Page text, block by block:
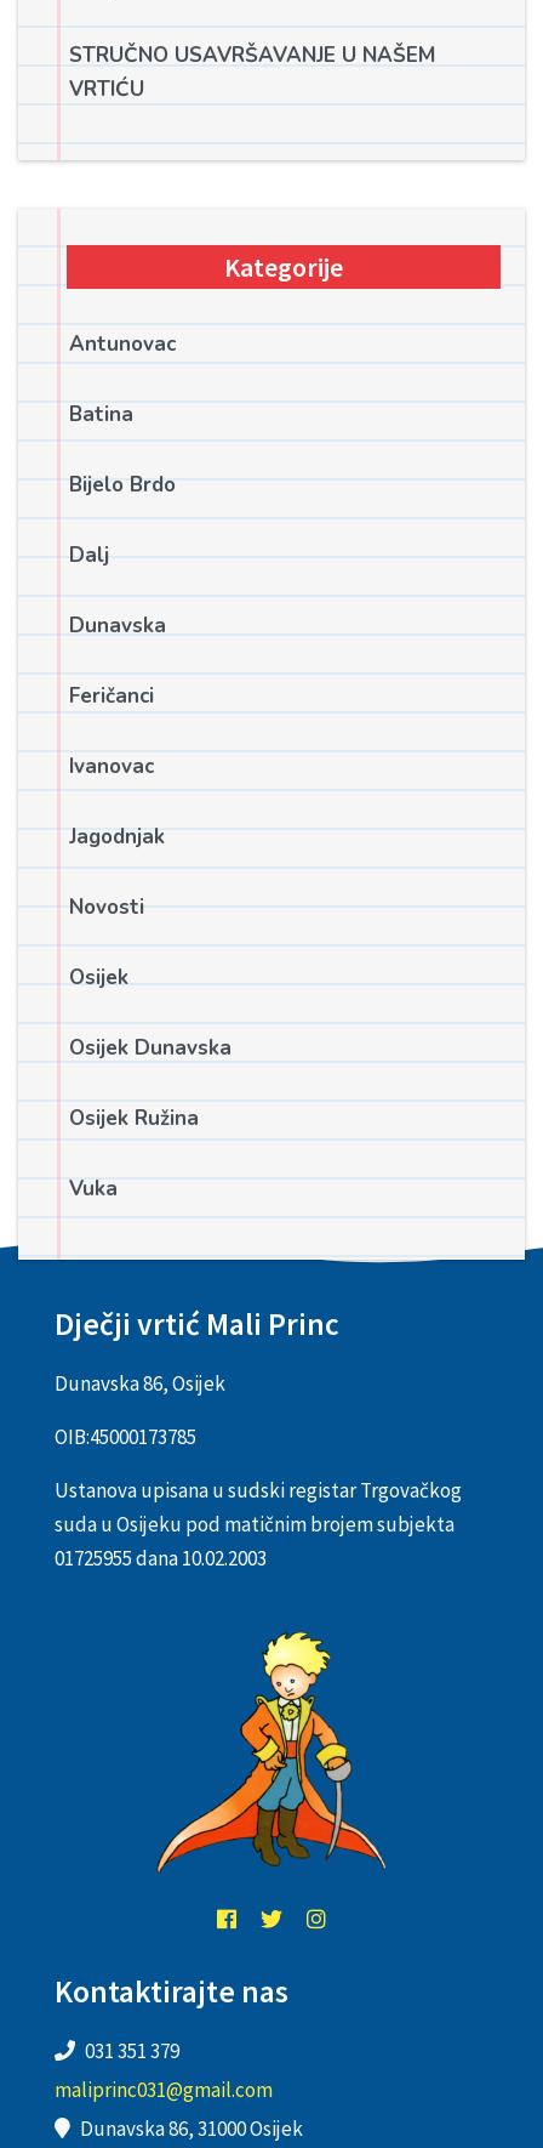
STRUČNO USAVRŠAVANJE U NAŠEM
VRTIĆU
Kategorije
Antunovac
Batina
Bijelo Brdo
Dalj
Dunavska
Feričanci
Ivanovac
Jagodnjak
Novosti
Osijek
Osijek Dunavska
Osijek Ružina
Vuka
Dječji vrtić Mali Princ
Dunavska 86, Osijek
OIB:45000173785
Ustanova upisana u sudski registar Trgovačkog
suda u Osijeku pod matičnim brojem subjekta
01725955 dana 10.02.2003
Kontaktirajte nas
031 351 379
maliprinc031@gmail.com
Dunavska 86, 31000 Osijek